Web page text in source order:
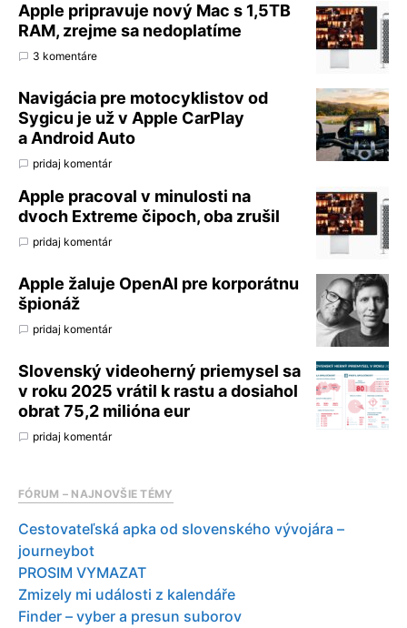
Apple pripravuje nový Mac s 1,5TB
RAM, zrejme sa nedoplatíme
3 komentáre
Navigácia pre motocyklistov od
Sygicu je už v Apple CarPlay
a Android Auto
pridaj komentár
Apple pracoval v minulosti na
dvoch Extreme čipoch, oba zrušil
pridaj komentár
Apple žaluje OpenAI pre korporátnu
špionáž
pridaj komentár
Slovenský videoherný priemysel sa
v roku 2025 vrátil k rastu a dosiahol
obrat 75,2 milióna eur
pridaj komentár
FÓRUM – NAJNOVŠIE TÉMY
Cestovateľská apka od slovenského vývojára –
journeybot
PROSIM VYMAZAT
Zmizely mi události z kalendáře
Finder – vyber a presun suborov